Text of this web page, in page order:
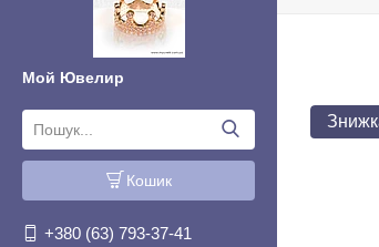
Мой Ювелир
Кошик
+380 (63) 793-37-41